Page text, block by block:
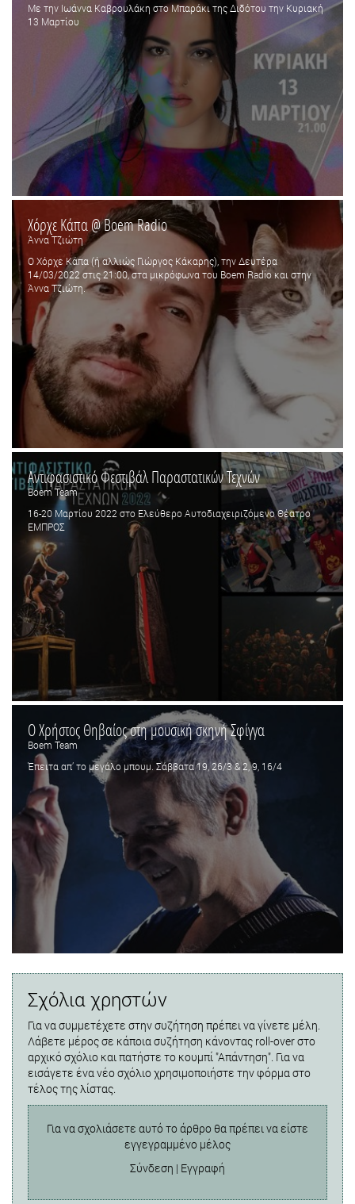
Με την Ιωάννα Καβρουλάκη στο Μπαράκι της Διδότου την Κυριακή
13 Μαρτίου
Χόρχε Κάπα @ Boem Radio
Άννα Τζιώτη
Ο Χόρχε Κάπα (ή αλλιώς Γιώργος Κάκαρης), την Δευτέρα
14/03/2022 στις 21:00, στα μικρόφωνα του Boem Radio και στην
Άννα Τζιώτη.
Αντιφασιστικό Φεστιβάλ Παραστατικών Τεχνών
Boem Team
16-20 Μαρτίου 2022 στο Ελεύθερο Αυτοδιαχειριζόμενο Θέατρο
ΕΜΠΡΟΣ
Ο Χρήστος Θηβαίος στη μουσική σκηνή Σφίγγα
Boem Team
Έπειτα απ’ το μεγάλο μπουμ. Σάββατα 19, 26/3 & 2, 9, 16/4
Σχόλια χρηστών
Για να συμμετέχετε στην συζήτηση πρέπει να γίνετε μέλη.
Λάβετε μέρος σε κάποια συζήτηση κάνοντας roll-over στο
αρχικό σχόλιο και πατήστε το κουμπί "Απάντηση". Για να
εισάγετε ένα νέο σχόλιο χρησιμοποιήστε την φόρμα στο
τέλος της λίστας.
Για να σχολιάσετε αυτό το άρθρο θα πρέπει να είστε
εγγεγραμμένο μέλος
Σύνδεση | Εγγραφή